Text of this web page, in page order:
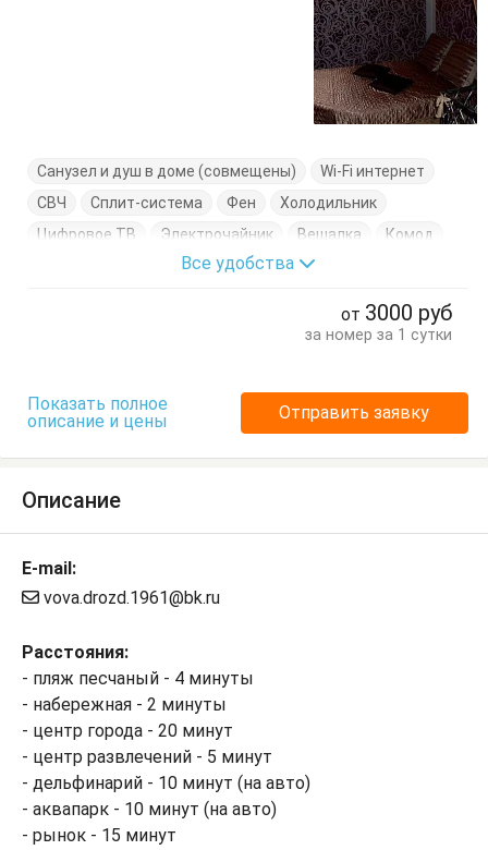
Санузел и душ в доме (совмещены)
Wi-Fi интернет
СВЧ
Сплит-система Фен
Холодильник
Цифровое ТВ
Электрочайник Вешалка
Комод
Кровати односпальные
Кровать двуспальная
Все удобства
от 3000 руб
за номер за 1 сутки
Показать полное
описание и цены
Отправить заявку
Описание
E-mail:
vova.drozd.1961@bk.ru
Расстояния:
- пляж песчаный - 4 минуты
- набережная - 2 минуты
- центр города - 20 минут
- центр развлечений - 5 минут
- дельфинарий - 10 минут (на авто)
- аквапарк - 10 минут (на авто)
- рынок - 15 минут